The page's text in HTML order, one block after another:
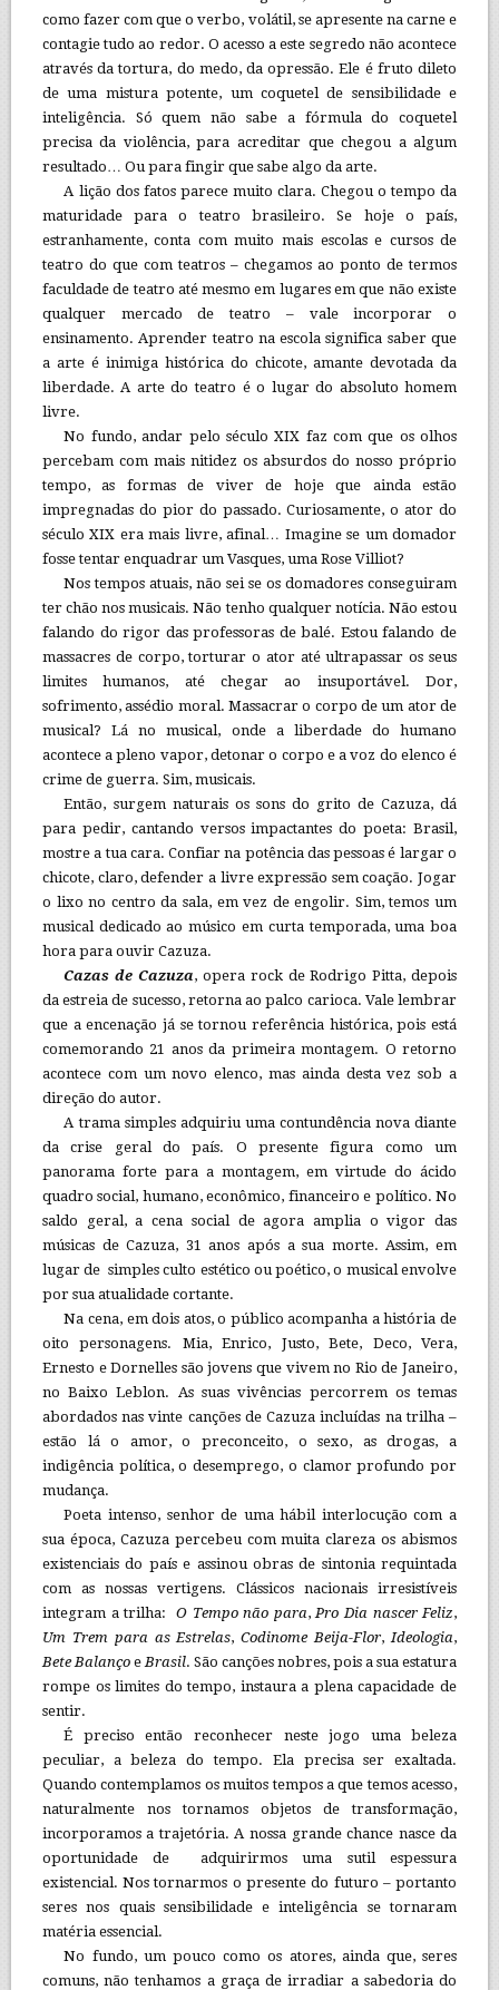
como fazer com que o verbo, volátil, se apresente na carne e
contagie tudo ao redor. O acesso a este segredo não acontece
através da tortura, do medo, da opressão. Ele é fruto dileto
de uma mistura potente, um coquetel de sensibilidade e
inteligência. Só quem não sabe a fórmula do coquetel
precisa da violência, para acreditar que chegou a algum
resultado… Ou para fingir que sabe algo da arte.
A lição dos fatos parece muito clara. Chegou o tempo da
maturidade para o teatro brasileiro. Se hoje o país,
estranhamente, conta com muito mais escolas e cursos de
teatro do que com teatros – chegamos ao ponto de termos
faculdade de teatro até mesmo em lugares em que não existe
qualquer mercado de teatro – vale incorporar o
ensinamento. Aprender teatro na escola significa saber que
a arte é inimiga histórica do chicote, amante devotada da
liberdade. A arte do teatro é o lugar do absoluto homem
livre.
No fundo, andar pelo século XIX faz com que os olhos
percebam com mais nitidez os absurdos do nosso próprio
tempo, as formas de viver de hoje que ainda estão
impregnadas do pior do passado. Curiosamente, o ator do
século XIX era mais livre, afinal… Imagine se um domador
fosse tentar enquadrar um Vasques, uma Rose Villiot?
Nos tempos atuais, não sei se os domadores conseguiram
ter chão nos musicais. Não tenho qualquer notícia. Não estou
falando do rigor das professoras de balé. Estou falando de
massacres de corpo, torturar o ator até ultrapassar os seus
limites humanos, até chegar ao insuportável. Dor,
sofrimento, assédio moral. Massacrar o corpo de um ator de
musical? Lá no musical, onde a liberdade do humano
acontece a pleno vapor, detonar o corpo e a voz do elenco é
crime de guerra. Sim, musicais.
Então, surgem naturais os sons do grito de Cazuza, dá
para pedir, cantando versos impactantes do poeta: Brasil,
mostre a tua cara. Confiar na potência das pessoas é largar o
chicote, claro, defender a livre expressão sem coação. Jogar
o lixo no centro da sala, em vez de engolir. Sim, temos um
musical dedicado ao músico em curta temporada, uma boa
hora para ouvir Cazuza.
Cazas de Cazuza, opera rock de Rodrigo Pitta, depois
da estreia de sucesso, retorna ao palco carioca. Vale lembrar
que a encenação já se tornou referência histórica, pois está
comemorando 21 anos da primeira montagem. O retorno
acontece com um novo elenco, mas ainda desta vez sob a
direção do autor.
A trama simples adquiriu uma contundência nova diante
da crise geral do país. O presente figura como um
panorama forte para a montagem, em virtude do ácido
quadro social, humano, econômico, financeiro e político. No
saldo geral, a cena social de agora amplia o vigor das
músicas de Cazuza, 31 anos após a sua morte. Assim, em
lugar de simples culto estético ou poético, o musical envolve
por sua atualidade cortante.
Na cena, em dois atos, o público acompanha a história de
oito personagens. Mia, Enrico, Justo, Bete, Deco, Vera,
Ernesto e Dornelles são jovens que vivem no Rio de Janeiro,
no Baixo Leblon. As suas vivências percorrem os temas
abordados nas vinte canções de Cazuza incluídas na trilha –
estão lá o amor, o preconceito, o sexo, as drogas, a
indigência política, o desemprego, o clamor profundo por
mudança.
Poeta intenso, senhor de uma hábil interlocução com a
sua época, Cazuza percebeu com muita clareza os abismos
existenciais do país e assinou obras de sintonia requintada
com as nossas vertigens. Clássicos nacionais irresistíveis
integram a trilha:O Tempo não para, Pro Dia nascer Feliz,
Um Trem para as Estrelas,Codinome Beija-Flor, Ideologia,
Bete Balançoe Brasil. São canções nobres, pois a sua estatura
rompe os limites do tempo, instaura a plena capacidade de
sentir.
É preciso então reconhecer neste jogo uma beleza
peculiar, a beleza do tempo. Ela precisa ser exaltada.
Quando contemplamos os muitos tempos a que temos acesso,
naturalmente nos tornamos objetos de transformação,
incorporamos a trajetória. A nossa grande chance nasce da
oportunidade de adquirirmos uma sutil espessura
existencial. Nos tornarmos o presente do futuro – portanto
seres nos quais sensibilidade e inteligência se tornaram
matéria essencial.
No fundo, um pouco como os atores, ainda que, seres
comuns, não tenhamos a graça de irradiar a sabedoria do